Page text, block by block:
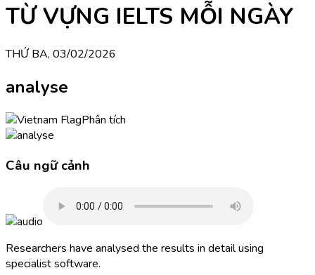
TỪ VỰNG IELTS MỖI NGÀY
THỨ BA, 03/02/2026
analyse
Phân tích
Câu ngữ cảnh
Researchers have analysed the results in detail using
specialist software.